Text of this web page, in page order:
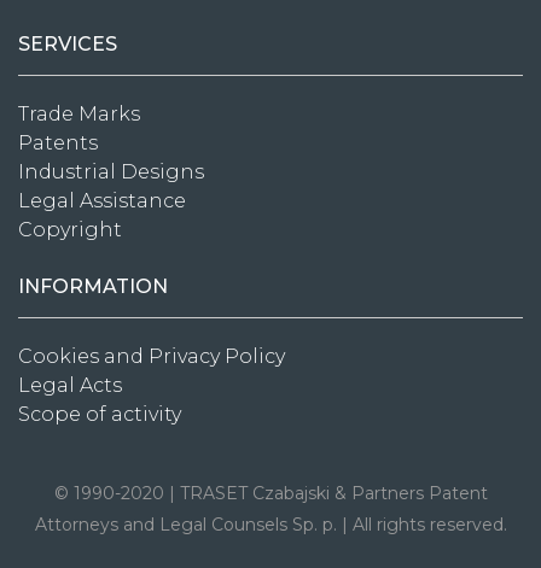
SERVICES
Trade Marks
Patents
Industrial Designs
Legal Assistance
Copyright
INFORMATION
Cookies and Privacy Policy
Legal Acts
Scope of activity
© 1990-2020 | TRASET Czabajski & Partners Patent
Attorneys and Legal Counsels Sp. p. | All rights reserved.